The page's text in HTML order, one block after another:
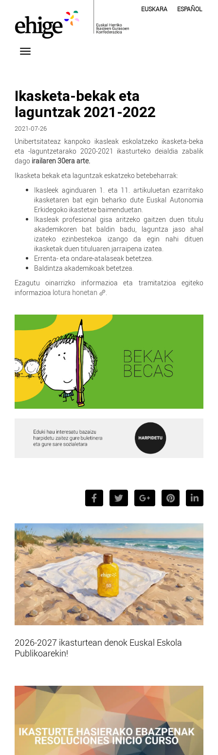
EUSKARA ESPAÑOL
Ikasketa-bekak eta
laguntzak 2021-2022
2021-07-26
Unibertsitateaz kanpoko ikasleak eskolatzeko ikasketa-beka
eta -laguntzetarako 2020-2021 ikasturteko deialdia zabalik
dago irailaren 30era arte.
Ikasketa bekak eta laguntzak eskatzeko betebeharrak:
Ikasleek aginduaren 1. eta 11. artikuluetan ezarritako
ikasketaren bat egin beharko dute Euskal Autonomia
Erkidegoko ikastetxe baimenduetan.
Ikasleak profesional gisa aritzeko gaitzen duen titulu
akademikoren bat baldin badu, laguntza jaso ahal
izateko ezinbestekoa izango da egin nahi dituen
ikasketak duen tituluaren jarraipena izatea.
Errenta- eta ondare-atalaseak betetzea.
Baldintza akademikoak betetzea.
Ezagutu oinarrizko informazioa eta tramitatzioa egiteko
informazioa lotura honetan .
2026-2027 ikasturtean denok Euskal Eskola
Publikoarekin!